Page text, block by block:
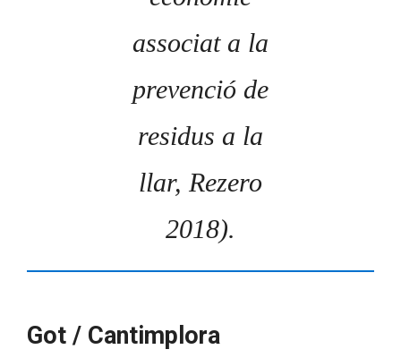
associat a la
prevenció de
residus a la
llar, Rezero
2018).
Got / Cantimplora